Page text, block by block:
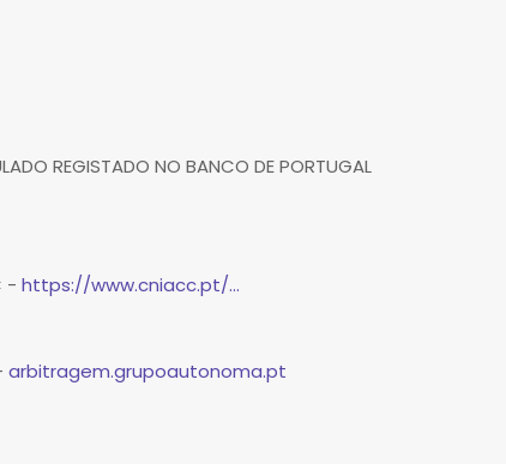
REGISTADO NO BANCO DE PORTUGAL
- https://www.cniacc.pt/...
arbitragem.grupoautonoma.pt